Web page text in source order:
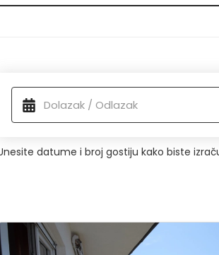
datume i broj gostiju kako biste
Adriana with panoramic sea